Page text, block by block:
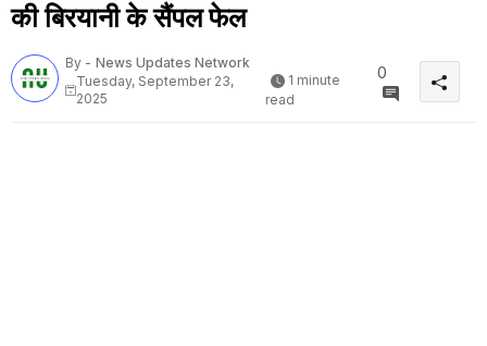
की बिरयानी के सैंपल फेल
By - News Updates Network
Tuesday, September 23,
2025
1 minute
read
0